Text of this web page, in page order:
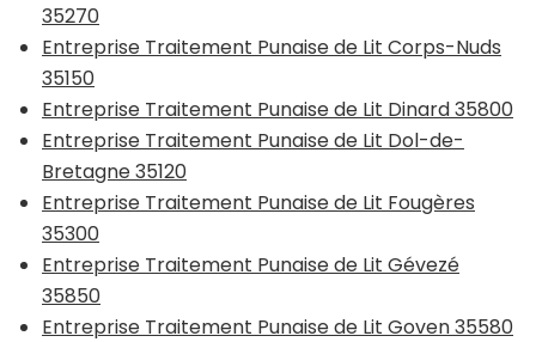
35270
Entreprise Traitement Punaise de Lit Corps-Nuds
35150
Entreprise Traitement Punaise de Lit Dinard 35800
Entreprise Traitement Punaise de Lit Dol-de-
Bretagne 35120
Entreprise Traitement Punaise de Lit Fougères
35300
Entreprise Traitement Punaise de Lit Gévezé
35850
Entreprise Traitement Punaise de Lit Goven 35580